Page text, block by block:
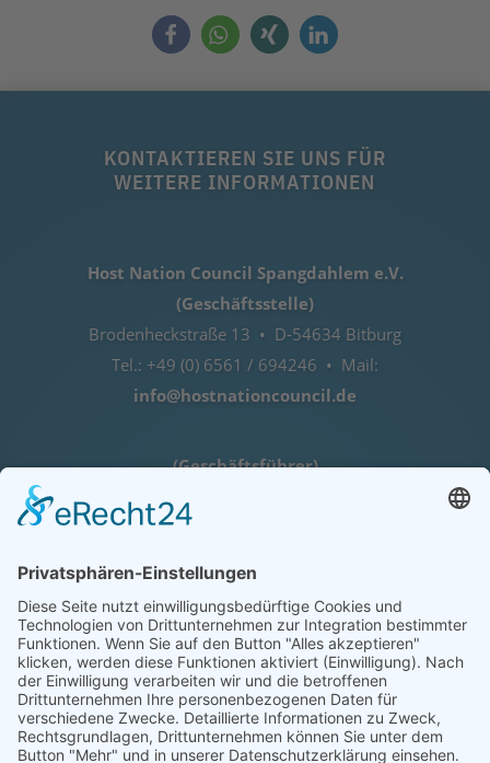
KONTAKTIEREN SIE UNS FÜR
WEITERE INFORMATIONEN
Host Nation Council Spangdahlem e.V.
(Geschäftsstelle)
Brodenheckstraße 13 • D-54634 Bitburg
Tel.: +49 (0) 6561 / 694246 • Mail:
info@hostnationcouncil.de
(Geschäftsführer)
Tel.: +49 (0) 172 / 6842635
Öffnungszeiten
nach telefonischer Vereinbarung